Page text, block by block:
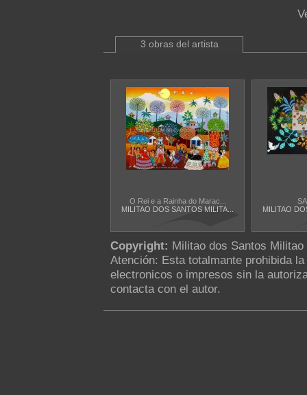
3 obras del artista
O Rei e a Rainha do Marac...
MILITAO DOS SANTOS MILITA...
MILITAO
Copyright: Militao dos Santos
Atención: Esta totalmante prohibida
electronicos o impresos sin la
contacta con el autor.